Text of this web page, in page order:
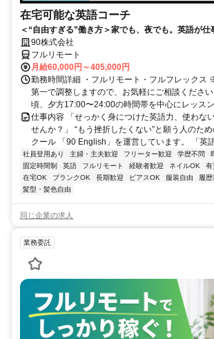
在宅可能な英語コーチ
＜“自由すぎる”働き方＞家でも、夜でも。英語が仕
90株式会社
フルリモート
月給60,000円～405,000円
勤務時間詳細 ・フルリモート・フルフレックス
第一で調整しますので、お気軽にご相談くださ
頃、夕方17:00〜24:00の時間帯を中心にレッスン
仕事内容 「せっかく身につけた英語力、使わな
せんか？」 “もう挫折したくない”と願う人のた
クール 「90 English」を運営しています。 「英
社員登用あり 主婦・主夫歓迎 フリーター歓迎 学歴不問
固定時間制
英語 フルリモート 経験者歓迎 ネイルOK 有
在宅OK
ブランクOK 長期歓迎 ピアスOK 服装自由
履
髪型・髪色自由
同じ企業の求人
業務委託